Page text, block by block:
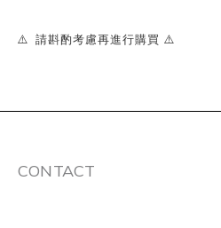
⚠️ 請斟酌考慮再進行購買 ⚠️
CONTACT